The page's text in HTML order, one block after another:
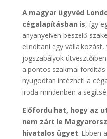
A magyar ügyvéd
cégalapításban is, így
anyanyelven beszélő
elindítani egy
jogszabályok
a pontos szakmai
nyugodtan intézheti a
iroda mindenben a
Előfordulhat, hogy az
nem zárt le
hivatalos ügyet. Ebben